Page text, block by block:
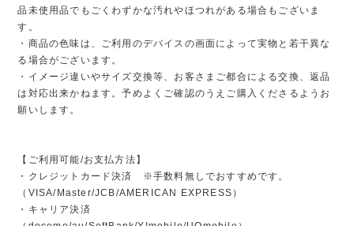
品未使用品でもごくわずかな汚れやほつれがある場合もございま
す。
・商品の色味は、ご利用のデバイスの画面によって実物と若干異な
る場合がございます。
・イメージ違いやサイズ交換等、お客さまご都合による交換、返品
は対応出来かねます。予めよくご確認のうえご購入くださるようお
願いします。
【ご利用可能/お支払方法】
・クレジットカード決済 ※手数料無しでおすすめです。
（VISA/Master/JCB/AMERICAN EXPRESS）
・キャリア決済